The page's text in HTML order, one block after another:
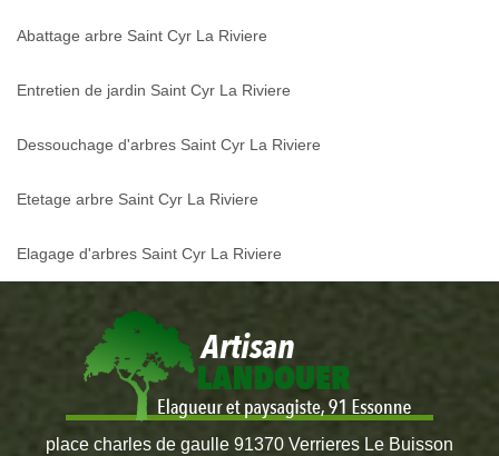
Abattage arbre Saint Cyr La Riviere
Entretien de jardin Saint Cyr La Riviere
Dessouchage d'arbres Saint Cyr La Riviere
Etetage arbre Saint Cyr La Riviere
Elagage d'arbres Saint Cyr La Riviere
place charles de gaulle 91370 Verrieres Le Buisson